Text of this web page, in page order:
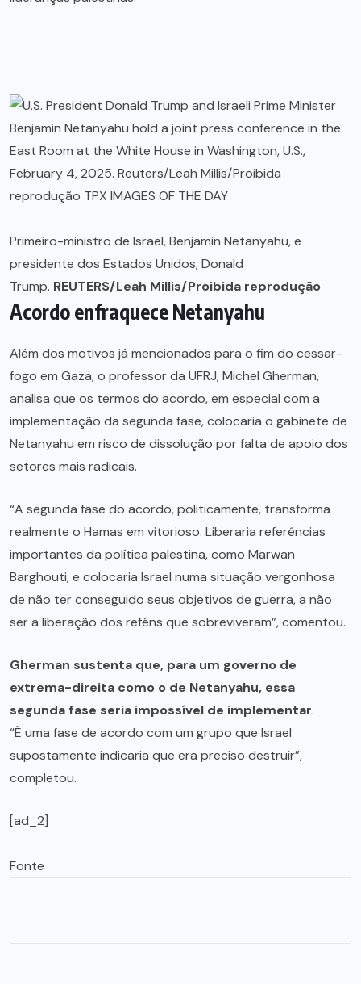
Primeiro-ministro de Israel, Benjamin Netanyahu, e
presidente dos Estados Unidos, Donald
Trump. REUTERS/Leah Millis/Proibida reprodução
Acordo enfraquece Netanyahu
Além dos motivos já mencionados para o fim do cessar-
fogo em Gaza, o professor da UFRJ, Michel Gherman,
analisa que os termos do acordo, em especial com a
implementação da segunda fase, colocaria o gabinete de
Netanyahu em risco de dissolução por falta de apoio dos
setores mais radicais.
“A segunda fase do acordo, politicamente, transforma
realmente o Hamas em vitorioso. Liberaria referências
importantes da política palestina, como Marwan
Barghouti, e colocaria Israel numa situação vergonhosa
de não ter conseguido seus objetivos de guerra, a não
ser a liberação dos reféns que sobreviveram”, comentou.
Gherman sustenta que, para um governo de
extrema-direita como o de Netanyahu, essa
segunda fase seria impossível de implementar.
“É uma fase de acordo com um grupo que Israel
supostamente indicaria que era preciso destruir”,
completou.
[ad_2]
Fonte